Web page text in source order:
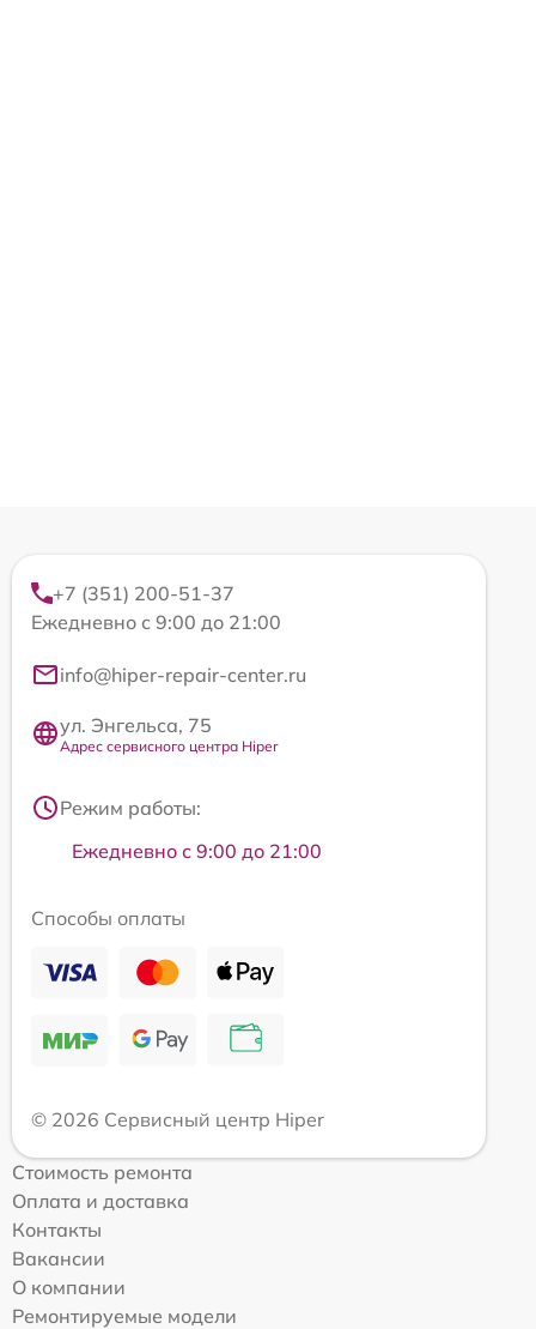
+7 (351) 200-51-37
Ежедневно с 9:00 до 21:00
info@hiper-repair-center.ru
ул. Энгельса, 75
Адрес сервисного центра Hiper
Режим работы:
Ежедневно с 9:00 до 21:00
Способы оплаты
© 2026 Сервисный центр Hiper
Стоимость ремонта
Оплата и доставка
Контакты
Вакансии
О компании
Ремонтируемые модели